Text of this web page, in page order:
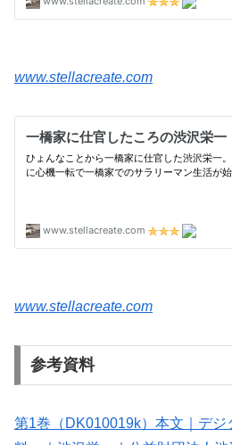
www.stellacreate.com
www.stellacreate.com
参考資料
第1巻（DK010019k）本文｜デジ